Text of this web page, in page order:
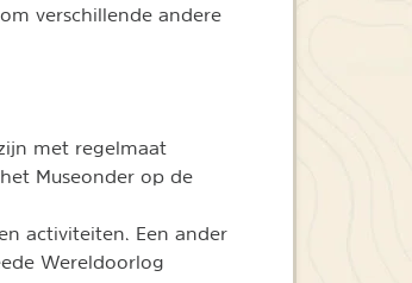
verschillende andere
met regelmaat
Museonder op de
activiteiten. Een ander
Wereldoorlog